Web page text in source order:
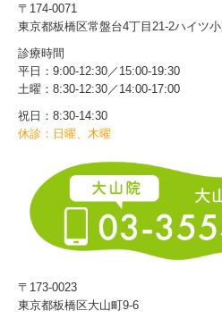
〒174-0071
東京都板橋区常盤台4丁目21-2ハイツ
診療時間
平日：9:00-12:30／15:00-19:30
土曜：8:30‐12:30／14:00‐17:00
祝日：8:30-14:30
休診：日曜、木曜
〒173-0023
東京都板橋区大山町9-6